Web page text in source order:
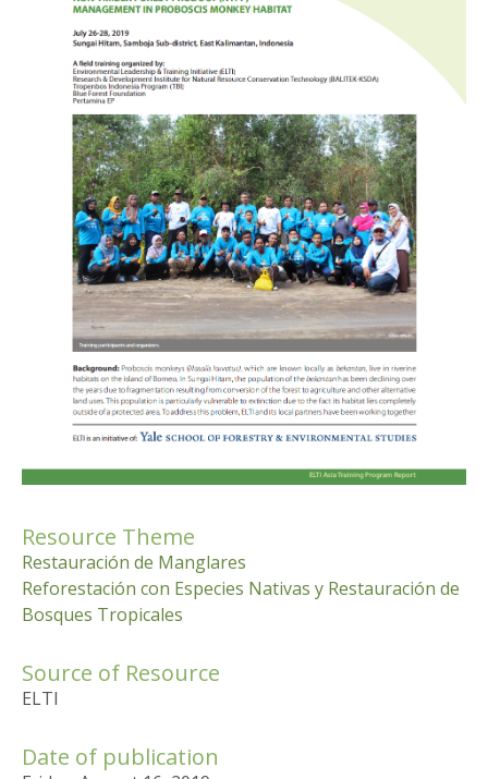
Resource Theme
Restauración de Manglares
Reforestación con Especies Nativas y Restauración de
Bosques Tropicales
Source of Resource
ELTI
Date of publication